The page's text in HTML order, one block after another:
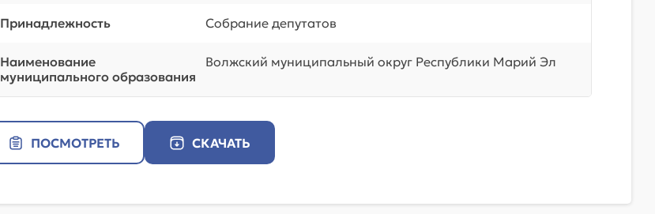
Принадлежность Собрание депутатов
Наименование
муниципального образования
Волжский муниципальный округ Республики Марий Эл
ПОСМОТРЕТЬ СКАЧАТЬ